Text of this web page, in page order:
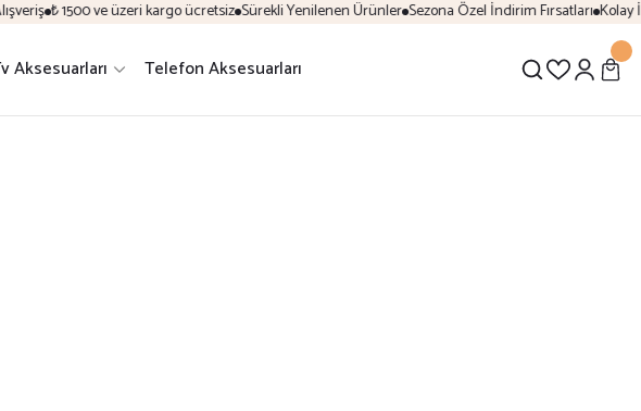
₺ 1500 ve üzeri kargo ücretsiz Sürekli Yenilenen Ürünler Sezona Özel İndirim Fırsatları Kolay
Aksesuarları Telefon Aksesuarları